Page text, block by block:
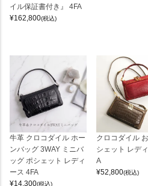
イル保証書付き』 4FA
¥162,800(税込)
牛革 クロコダイル ホー
ンバッグ 3WAY ミニバ
ッグ ポシェット レディ
ース 4FA
¥14,300(税込)
クロコダイル
シェット レデ
A
¥52,800(税込)